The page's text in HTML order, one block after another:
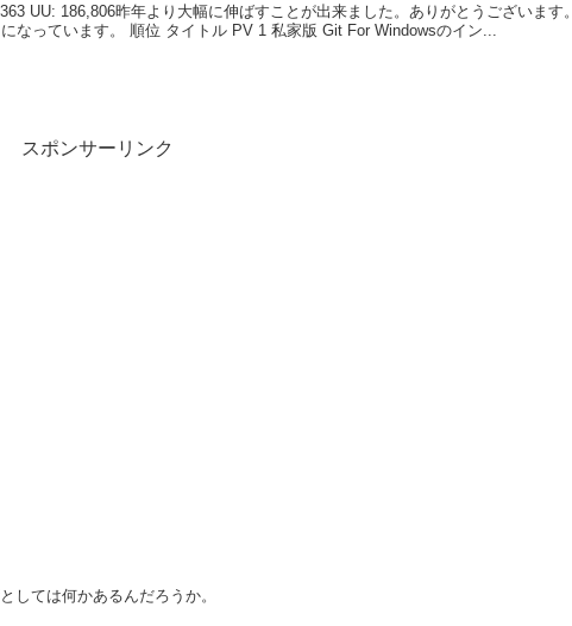
UU: 186,806昨年より大幅に伸ばすことが出来ました。ありがとうございます。
なっています。 順位 タイトル PV 1 私家版 Git For Windowsのイン...
スポンサーリンク
しては何かあるんだろうか。